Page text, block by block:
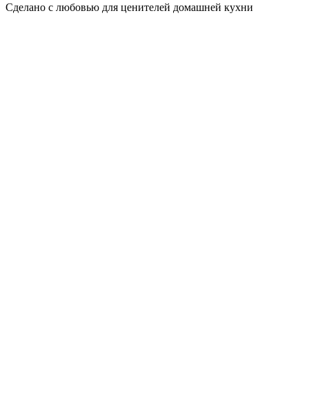
Сделано с любовью для ценителей домашней кухни